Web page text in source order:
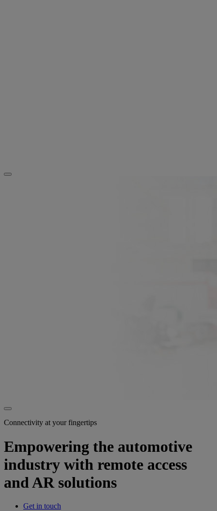
Connectivity at your fingertips
Empowering the automotive
industry with remote access
and AR solutions
Get in touch